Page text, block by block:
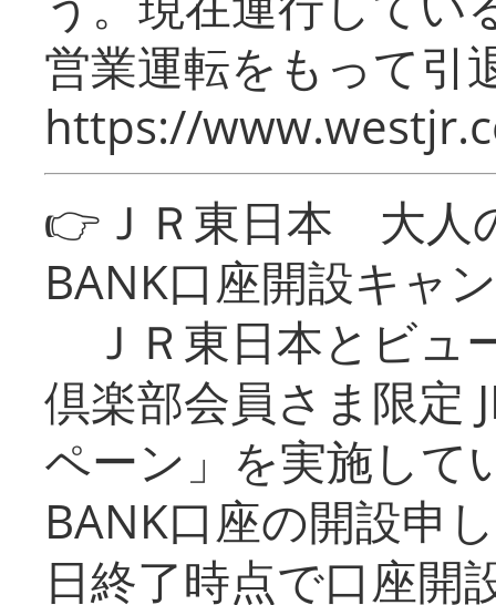
営業運転をもって引
https://
👉ＪＲ東日本 大人
BANK口座開設キャ
ＪＲ東日本とビュ
倶楽部会員さま限定
ペーン」を実施して
BANK口座の開設申
日終了時点で口座開